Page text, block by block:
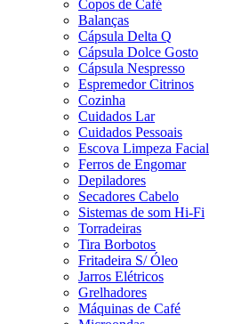
Copos de Café
Balanças
Cápsula Delta Q
Cápsula Dolce Gosto
Cápsula Nespresso
Espremedor Citrinos
Cozinha
Cuidados Lar
Cuidados Pessoais
Escova Limpeza Facial
Ferros de Engomar
Depiladores
Secadores Cabelo
Sistemas de som Hi-Fi
Torradeiras
Tira Borbotos
Fritadeira S/ Óleo
Jarros Elétricos
Grelhadores
Máquinas de Café